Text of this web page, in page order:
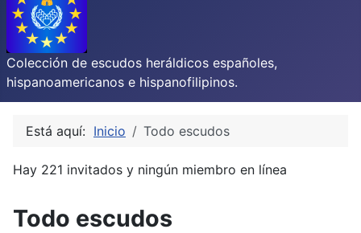
Colección de escudos heráldicos españoles,
hispanoamericanos e hispanofilipinos.
Está aquí: Inicio Todo escudos
Hay 221 invitados y ningún miembro en línea
Todo escudos